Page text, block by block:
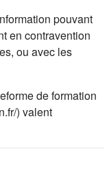
pouvant
en contravention
ou avec les
de formation
) valent